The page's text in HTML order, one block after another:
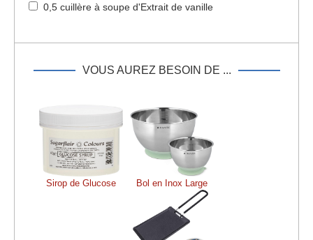
0,5 cuillère à soupe d'Extrait de vanille
VOUS AUREZ BESOIN DE ...
Sirop de Glucose Bol en Inox Large